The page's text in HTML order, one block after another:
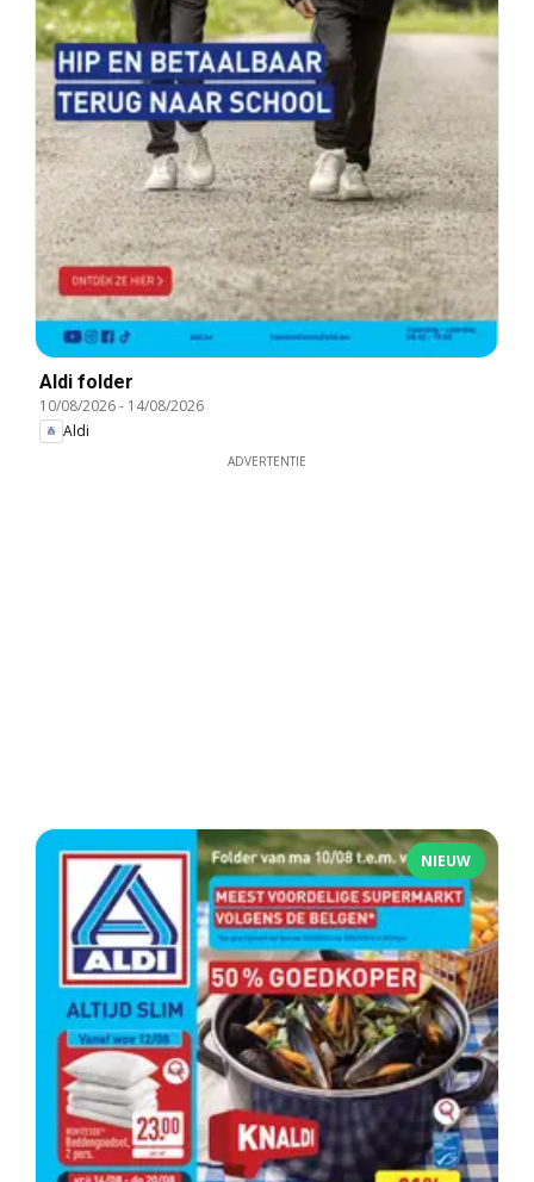
Aldi folder
10/08/2026- 14/08/2026
Aldi
ADVERTENTIE
NIEUW